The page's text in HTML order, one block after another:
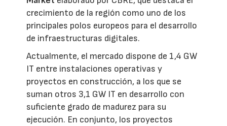
crecimiento de la región como uno de los
principales polos europeos para el desarrollo
de infraestructuras digitales.
Actualmente, el mercado dispone de 1,4 GW
IT entre instalaciones operativas y
proyectos en construcción, a los que se
suman otros 3,1 GW IT en desarrollo con
suficiente grado de madurez para su
ejecución. En conjunto, los proyectos